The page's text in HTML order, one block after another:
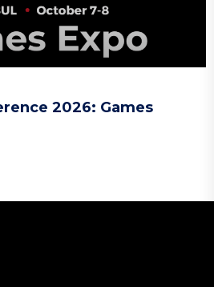
2026: Games